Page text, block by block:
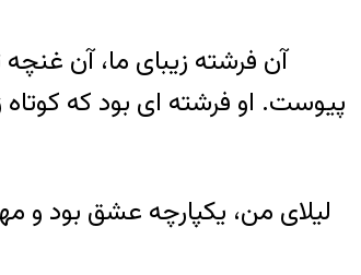
پیوست. او فرشته ای بود که
لیلای من، یکپارچه عشق بود و